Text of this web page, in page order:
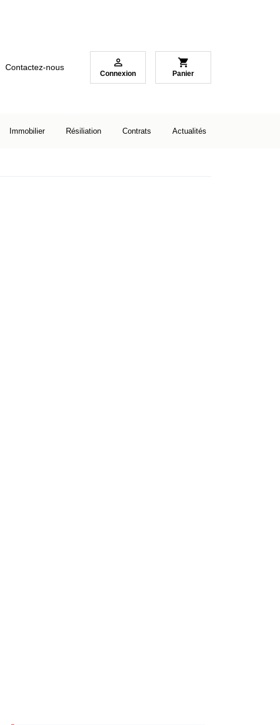
Contactez-nous 
Connexion
shopping_cart
Panier
Immobilier Résiliation Contrats Actualités